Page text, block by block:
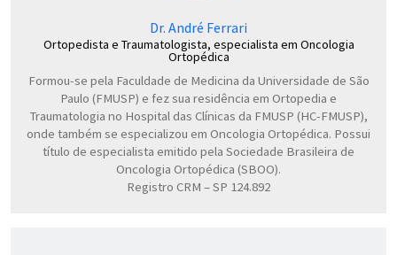
Dr. André Ferrari
Ortopedista e Traumatologista, especialista em Oncologia
Ortopédica
Formou-se pela Faculdade de Medicina da Universidade de São
Paulo (FMUSP) e fez sua residência em Ortopedia e
Traumatologia no Hospital das Clínicas da FMUSP (HC-FMUSP),
onde também se especializou em Oncologia Ortopédica. Possui
título de especialista emitido pela Sociedade Brasileira de
Oncologia Ortopédica (SBOO).
Registro CRM – SP 124.892